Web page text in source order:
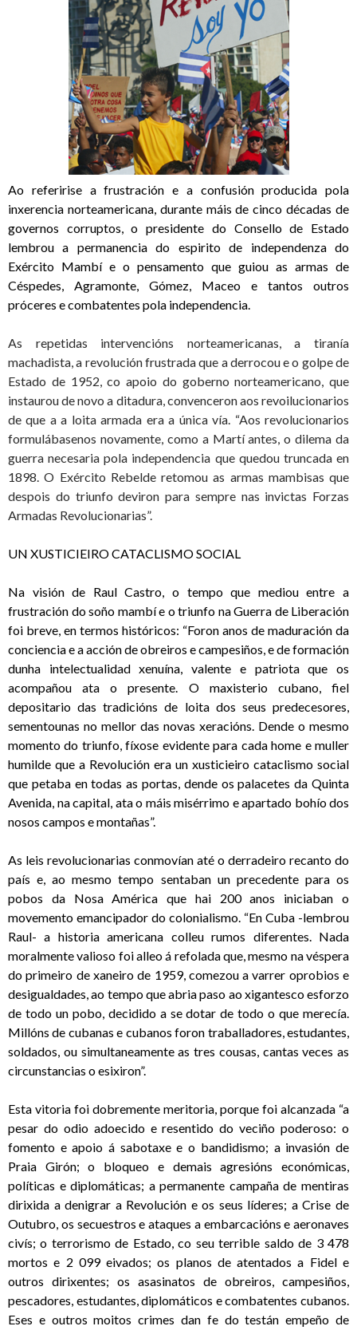
Ao referirise a frustración e a confusión producida pola
inxerencia norteamericana, durante máis de cinco décadas de
governos corruptos, o presidente do Consello de Estado
lembrou a permanencia do espirito de independenza do
Exército Mambí e o pensamento que guiou as armas de
Céspedes, Agramonte, Gómez, Maceo e tantos outros
próceres e combatentes pola independencia.
As repetidas intervencións norteamericanas, a tiranía
machadista, a revolución frustrada que a derrocou e o golpe de
Estado de 1952, co apoio do goberno norteamericano, que
instaurou de novo a ditadura, convenceron aos revoilucionarios
de que a a loita armada era a única vía. “Aos revolucionarios
formulábasenos novamente, como a Martí antes, o dilema da
guerra necesaria pola independencia que quedou truncada en
1898. O Exército Rebelde retomou as armas mambisas que
despois do triunfo deviron para sempre nas invictas Forzas
Armadas Revolucionarias”.
UN XUSTICIEIRO CATACLISMO SOCIAL
Na visión de Raul Castro, o tempo que mediou entre a
frustración do soño mambí e o triunfo na Guerra de Liberación
foi breve, en termos históricos: “Foron anos de maduración da
conciencia e a acción de obreiros e campesiños, e de formación
dunha intelectualidad xenuína, valente e patriota que os
acompañou ata o presente. O maxisterio cubano, fiel
depositario das tradicións de loita dos seus predecesores,
sementounas no mellor das novas xeracións. Dende o mesmo
momento do triunfo, fíxose evidente para cada home e muller
humilde que a Revolución era un xusticieiro cataclismo social
que petaba en todas as portas, dende os palacetes da Quinta
Avenida, na capital, ata o máis misérrimo e apartado bohío dos
nosos campos e montañas”.
As leis revolucionarias conmovían até o derradeiro recanto do
país e, ao mesmo tempo sentaban un precedente para os
pobos da Nosa América que hai 200 anos iniciaban o
movemento emancipador do colonialismo. “En Cuba -lembrou
Raul- a historia americana colleu rumos diferentes. Nada
moralmente valioso foi alleo á refolada que, mesmo na véspera
do primeiro de xaneiro de 1959, comezou a varrer oprobios e
desigualdades, ao tempo que abria paso ao xigantesco esforzo
de todo un pobo, decidido a se dotar de todo o que merecía.
Millóns de cubanas e cubanos foron traballadores, estudantes,
soldados, ou simultaneamente as tres cousas, cantas veces as
circunstancias o esixiron”.
Esta vitoria foi dobremente meritoria, porque foi alcanzada “a
pesar do odio adoecido e resentido do veciño poderoso: o
fomento e apoio á sabotaxe e o bandidismo; a invasión de
Praia Girón; o bloqueo e demais agresións económicas,
políticas e diplomáticas; a permanente campaña de mentiras
dirixida a denigrar a Revolución e os seus líderes; a Crise de
Outubro, os secuestros e ataques a embarcacións e aeronaves
civís; o terrorismo de Estado, co seu terrible saldo de 3 478
mortos e 2 099 eivados; os planos de atentados a Fidel e
outros dirixentes; os asasinatos de obreiros, campesiños,
pescadores, estudantes, diplomáticos e combatentes cubanos.
Eses e outros moitos crimes dan fe do testán empeño de